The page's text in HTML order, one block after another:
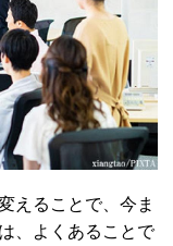
えることで、今ま
、よくあることで